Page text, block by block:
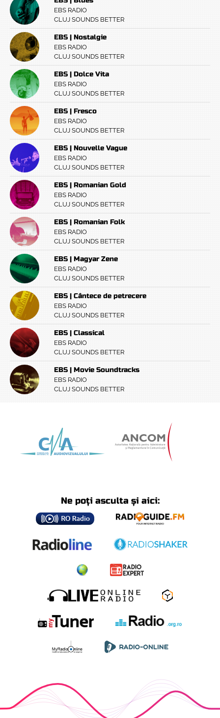
EBS RADIO
CLUJ SOUNDS BETTER
EBS | Nostalgie
EBS RADIO
CLUJ SOUNDS BETTER
EBS | Dolce Vita
EBS RADIO
CLUJ SOUNDS BETTER
EBS | Fresco
EBS RADIO
CLUJ SOUNDS BETTER
EBS | Nouvelle Vague
EBS RADIO
CLUJ SOUNDS BETTER
EBS | Romanian Gold
EBS RADIO
CLUJ SOUNDS BETTER
EBS | Romanian Folk
EBS RADIO
CLUJ SOUNDS BETTER
EBS | Magyar Zene
EBS RADIO
CLUJ SOUNDS BETTER
EBS | Cântece de petrecere
EBS RADIO
CLUJ SOUNDS BETTER
EBS | Classical
EBS RADIO
CLUJ SOUNDS BETTER
EBS | Movie Soundtracks
EBS RADIO
CLUJ SOUNDS BETTER
Ne poți asculta și aici: